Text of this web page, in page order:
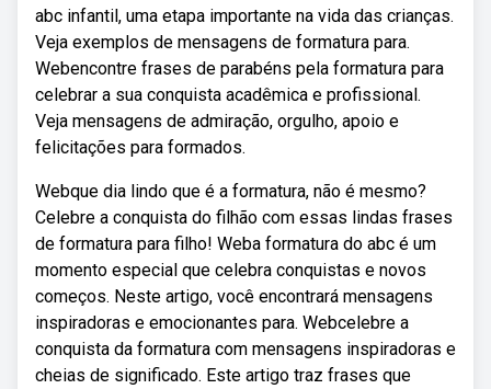
abc infantil, uma etapa importante na vida das crianças.
Veja exemplos de mensagens de formatura para.
Webencontre frases de parabéns pela formatura para
celebrar a sua conquista acadêmica e profissional.
Veja mensagens de admiração, orgulho, apoio e
felicitações para formados.
Webque dia lindo que é a formatura, não é mesmo?
Celebre a conquista do filhão com essas lindas frases
de formatura para filho! Weba formatura do abc é um
momento especial que celebra conquistas e novos
começos. Neste artigo, você encontrará mensagens
inspiradoras e emocionantes para. Webcelebre a
conquista da formatura com mensagens inspiradoras e
cheias de significado. Este artigo traz frases que